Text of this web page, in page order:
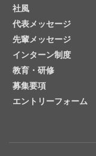
社風
代表メッセージ
先輩メッセージ
インターン制度
教育・研修
募集要項
エントリーフォーム